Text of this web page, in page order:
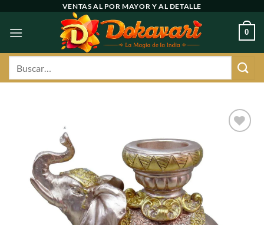
contenido
VENTAS AL POR MAYOR Y AL DETALLE
0